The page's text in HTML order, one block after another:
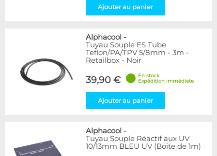
Ajouter au panier
Alphacool -
Tuyau Souple ES Tube
Teflon/PA/TPV 5/8mm - 3m -
Retailbox - Noir
39,90 €
En stock
Expédition immédiate
Ajouter au panier
Alphacool -
Tuyau Souple Réactif aux UV
10/13mm BLEU UV (Boite de 1m)